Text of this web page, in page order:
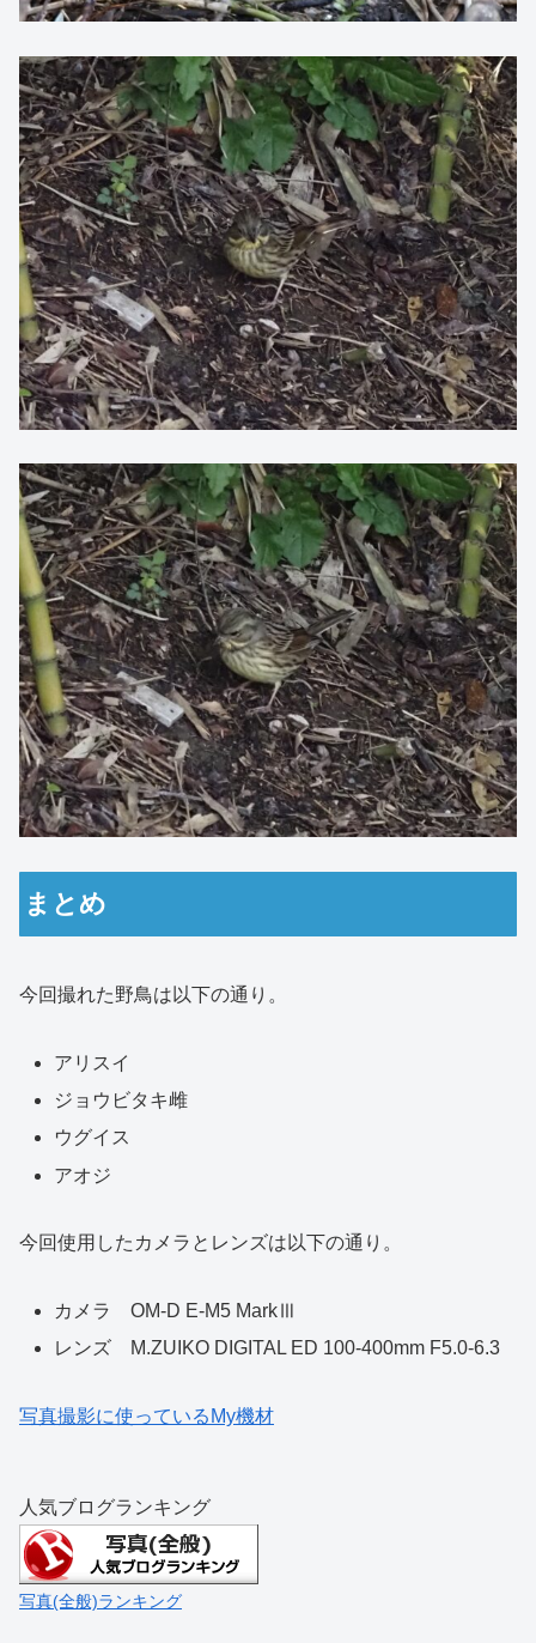
まとめ
今回撮れた野鳥は以下の通り。
アリスイ
ジョウビタキ雌
ウグイス
アオジ
今回使用したカメラとレンズは以下の通り。
カメラ OM-D E-M5 MarkⅢ
レンズ M.ZUIKO DIGITAL ED 100-400mm F5.0-6.3
写真撮影に使っているMy機材
人気ブログランキング
写真(全般)ランキング